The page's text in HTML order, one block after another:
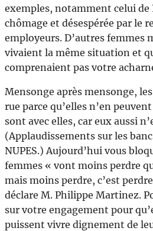
exemples, notamment celui de
chômage et désespérée par le
employeurs. D’autres femmes
vivaient la même situation et
comprenaient pas votre
Mensonge après mensonge,
rue parce qu’elles n’en
sont avec elles, car eux aussi
(Applaudissements sur les
NUPES.) Aujourd’hui vous
femmes « vont moins perdre
mais moins perdre, c’est
déclare M. Philippe Martinez.
sur votre engagement pour
puissent vivre dignement de